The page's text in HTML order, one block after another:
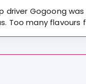
driver Gogoong
Too many flavours